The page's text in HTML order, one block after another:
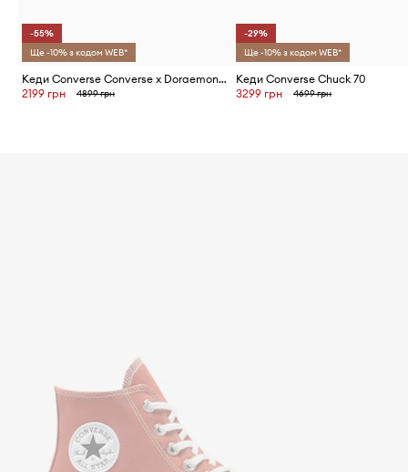
-55%
Ще -10% з кодом WEB*
Кеди Converse Converse x Doraemon Chuck 70
2199 грн
4899 грн
-29%
Ще -10% з кодом WEB*
Кеди Converse Chuck 70
3299 грн
4699 грн